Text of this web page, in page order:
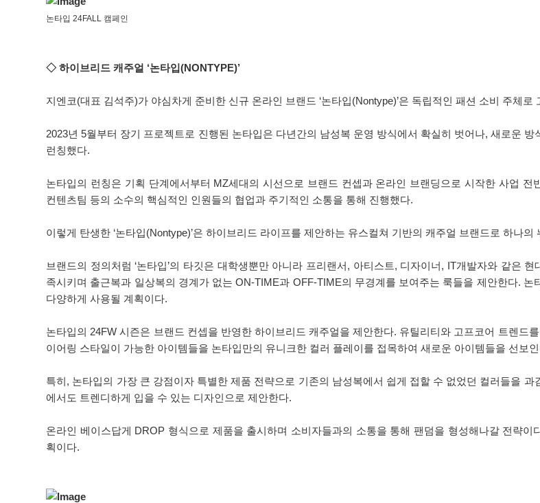
논타입 24FALL 캠페인
◇ 하이브리드 캐주얼 ‘논타입(NONTYPE)’
지엔코(대표 김석주)가 야심차게 준비한 신규 온라인 브랜드 ‘논타입(Nontype)’은 독립적인 패션 소비 주체
2023년 5월부터 장기 프로젝트로 진행된 논타입은 다년간의 남성복 운영 방식에서 확실히 벗어나, 새로운
런칭했다.
논타입의 런칭은 기획 단계에서부터 MZ세대의 시선으로 브랜드 컨셉과 온라인 브랜딩으로 시작한 사업
컨텐츠팀 등의 소수의 핵심적인 인원들의 협업과 주기적인 소통을 통해 진행했다.
이렇게 탄생한 ‘논타입(Nontype)’은 하이브리드 라이프를 제안하는 유스컬쳐 기반의 캐주얼 브랜드로 하나
브랜드의 정의처럼 ‘논타입’의 타깃은 대학생뿐만 아니라 프리랜서, 아티스트, 디자이너, IT개발자와 같은
족시키며 출근복과 일상복의 경계가 없는 ON-TIME과 OFF-TIME의 무경계를 보여주는 룩들을 제안한다.
다양하게 사용될 계획이다.
논타입의 24FW 시즌은 브랜드 컨셉을 반영한 하이브리드 캐주얼을 제안한다. 유틸리티와 고프코어 트렌드
이어링 스타일이 가능한 아이템들을 논타입만의 유니크한 컬러 플레이를 접목하여 새로운 아이템들을 선보
특히, 논타입의 가장 큰 강점이자 특별한 제품 전략으로 기존의 남성복에서 쉽게 접할 수 없었던 컬러들을
에서도 트렌디하게 입을 수 있는 디자인으로 제안한다.
온라인 베이스답게 DROP 형식으로 제품을 출시하며 소비자들과의 소통을 통해 팬덤을 형성해나갈 전략
획이다.